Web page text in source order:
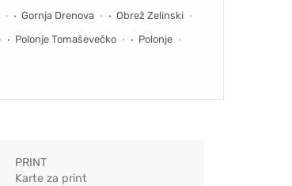
Gornja Drenova
Obrež Zelinski
Polonje Tomaševečko
Polonje
PRINT
Karte za print